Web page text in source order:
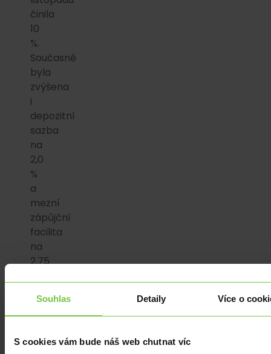
Souhlas Detaily Více o
S cookies vám bude náš web chutnat víc
činila
10
%.
Současně
byla
zvýšena
i
depozitní
sazba
na
2,0
%
a
mezní
zápůjční
facilita
na
2,75
Rada
guvernérů
současně